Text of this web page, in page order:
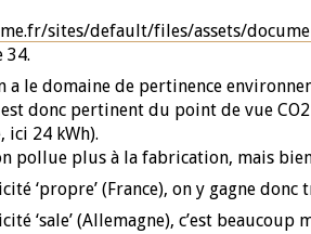
sites/default/files/assets/
34.
a le domaine de pertinence
est donc pertinent du point de vue
ici 24 kWh).
pollue plus à la fabrication, mais
‘propre’ (France), on y gagne donc
‘sale’ (Allemagne), c’est beaucoup